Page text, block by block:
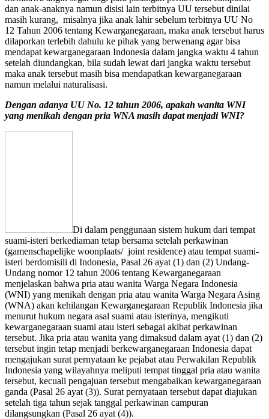
dan anak-anaknya namun disisi lain terbitnya UU tersebut dinilai
masih kurang, misalnya jika anak lahir sebelum terbitnya UU No
12 Tahun 2006 tentang Kewarganegaraan, maka anak tersebut harus
dilaporkan terlebih dahulu ke pihak yang berwenang agar bisa
mendapat kewarganegaraan Indonesia dalam jangka waktu 4 tahun
setelah diundangkan, bila sudah lewat dari jangka waktu tersebut
maka anak tersebut masih bisa mendapatkan kewarganegaraan
namun melalui naturalisasi.
Dengan adanya UU No. 12 tahun 2006, apakah wanita WNI
yang menikah dengan pria WNA masih dapat menjadi WNI?
Di dalam penggunaan sistem hukum dari tempat
suami-isteri berkediaman tetap bersama setelah perkawinan
(gamenschapelijke woonplaats/ joint residence) atau tempat suami-
isteri berdomisili di Indonesia, Pasal 26 ayat (1) dan (2) Undang-
Undang nomor 12 tahun 2006 tentang Kewarganegaraan
menjelaskan bahwa pria atau wanita Warga Negara Indonesia
(WNI) yang menikah dengan pria atau wanita Warga Negara Asing
(WNA) akan kehilangan Kewarganegaraan Republik Indonesia jika
menurut hukum negara asal suami atau isterinya, mengikuti
kewarganegaraan suami atau isteri sebagai akibat perkawinan
tersebut. Jika pria atau wanita yang dimaksud dalam ayat (1) dan (2)
tersebut ingin tetap menjadi berkewarganegaraan Indonesia dapat
mengajukan surat pernyataan ke pejabat atau Perwakilan Republik
Indonesia yang wilayahnya meliputi tempat tinggal pria atau wanita
tersebut, kecuali pengajuan tersebut mengabaikan kewarganegaraan
ganda (Pasal 26 ayat (3)). Surat pernyataan tersebut dapat diajukan
setelah tiga tahun sejak tanggal perkawinan campuran
dilangsungkan (Pasal 26 ayat (4)).